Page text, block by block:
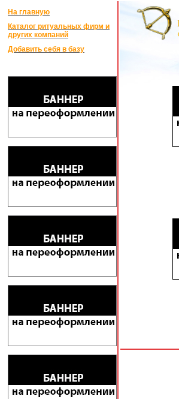
На главную
Каталог ритуальных фирм и
других компаний
Добавить себя в базу